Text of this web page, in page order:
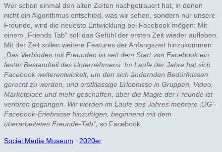
Wer schon einmal den alten Zeiten nachgetrauert hat, in denen
nicht ein Algorithmus entschied, was wir sehen, sondern nur unsere
Freunde, wird die neueste Entwicklung bei Facebook mögen: Mit
einem „Friends Tab“ soll das Gefühl der ersten Zeit wieder aufleben.
Mit der Zeit sollen weitere Features der Anfangszeit hinzukommen:
„Das Verbinden mit Freunden ist seit dem Start von Facebook ein
fester Bestandteil des Unternehmens. Im Laufe der Jahre hat sich
Facebook weiterentwickelt, um den sich ändernden Bedürfnissen
gerecht zu werden, und erstklassige Erlebnisse in Gruppen, Video,
Marketplace und mehr geschaffen, aber die Magie der Freunde ist
verloren gegangen. Wir werden im Laufe des Jahres mehrere ‚OG‘-
Facebook-Erlebnisse hinzufügen, beginnend mit dem
überarbeiteten Freunde-Tab“, so Facebook.
Social Media Museum ⋅ 2020er